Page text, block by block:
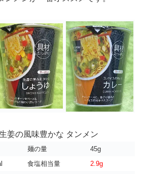
姜の風味豊かな タンメン
麺の量
45g
食塩相当量
2.9g